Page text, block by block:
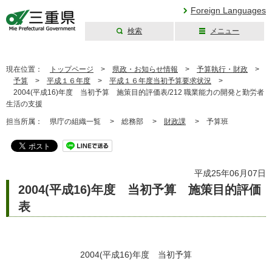
Foreign Languages
検索 メニュー
現在位置： トップページ > 県政・お知らせ情報 > 予算執行・財政 >
予算 > 平成１６年度 > 平成１６年度当初予算要求状況 >
2004(平成16)年度 当初予算 施策目的評価表/212 職業能力の開発と勤労者
生活の支援
担当所属： 県庁の組織一覧 > 総務部 > 財政課 > 予算班
平成25年06月07日
2004(平成16)年度 当初予算 施策目的評価
表
2004(平成16)年度 当初予算